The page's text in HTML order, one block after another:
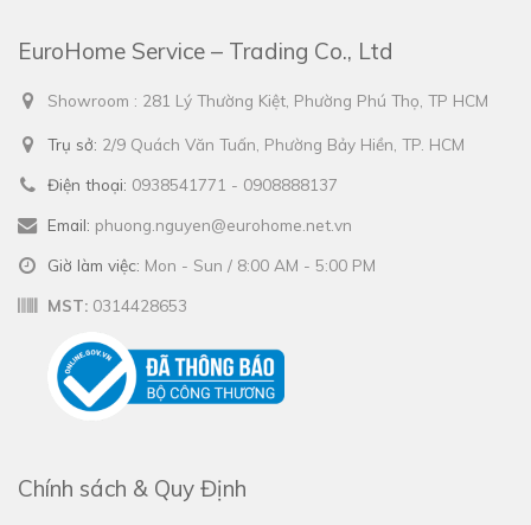
EuroHome Service – Trading Co., Ltd
Showroom : 281 Lý Thường Kiệt, Phường Phú Thọ, TP HCM
Trụ sở: 2/9 Quách Văn Tuấn, Phường Bảy Hiền, TP. HCM
Điện thoại: 0938541771 - 0908888137
Email: phuong.nguyen@eurohome.net.vn
Giờ làm việc: Mon - Sun / 8:00 AM - 5:00 PM
MST: 0314428653
Chính sách & Quy Định